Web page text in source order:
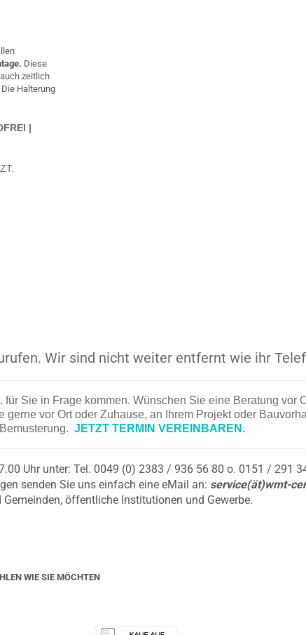
Diese
zeitlich
Halterung
|
Wir sind nicht weiter entfernt wie ihr
Sie in Frage kommen. Wünschen Sie eine Beratung vor
vor Ort oder Zuhause, an Ihrem Projekt oder
JETZT TERMIN VEREINBAREN.
Uhr unter: Tel. 0049 (0) 2383 / 936 56 80 o. 0151 / 291
senden Sie uns einfach eine eMail an: service(ät)wmt-
Gemeinden, öffentliche Institutionen und Gewerbe.
WIE SIE MÖCHTEN